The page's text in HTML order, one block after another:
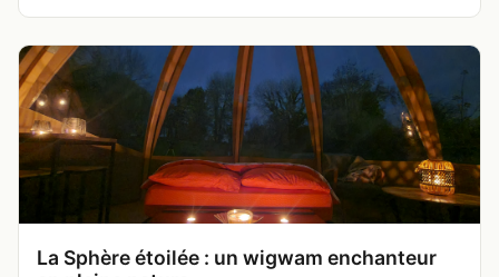
La Sphère étoilée : un wigwam enchanteur